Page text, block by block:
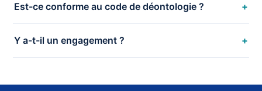
Est-ce conforme au code de déontologie ?
Y a-t-il un engagement ?